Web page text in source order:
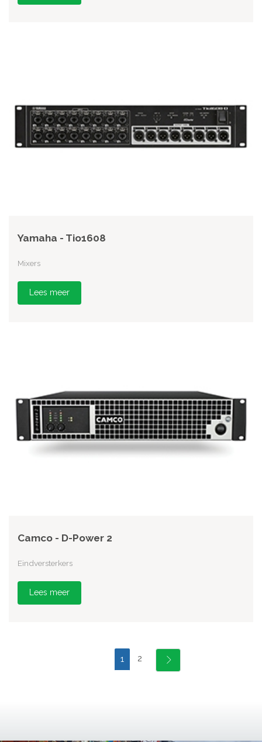
Yamaha - Tio1608
Mixers
Lees meer
Camco - D-Power 2
Eindversterkers
Lees meer
1 2